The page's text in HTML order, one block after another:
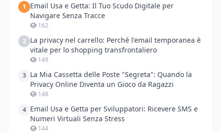
1
Email Usa e Getta: Il Tuo Scudo Digitale per
Navigare Senza Tracce
162
2 La privacy nel carrello: Perché l'email temporanea è
vitale per lo shopping transfrontaliero
149
3 La Mia Cassetta delle Poste "Segreta": Quando la
Privacy Online Diventa un Gioco da Ragazzi
148
4 Email Usa e Getta per Sviluppatori: Ricevere SMS e
Numeri Virtuali Senza Stress
144